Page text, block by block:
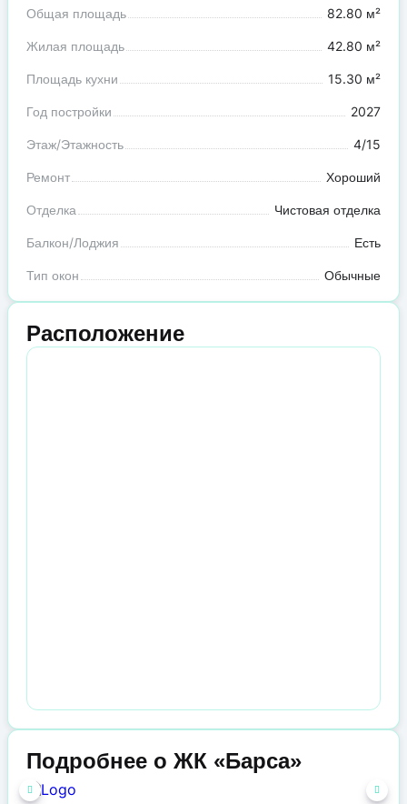
Общая площадь 82.80 м²
Жилая площадь 42.80 м²
Площадь кухни 15.30 м²
Год постройки 2027
Этаж/Этажность 4/15
Ремонт Хороший
Отделка Чистовая отделка
Балкон/Лоджия Есть
Тип окон Обычные
Расположение
Подробнее о ЖК «Барса»